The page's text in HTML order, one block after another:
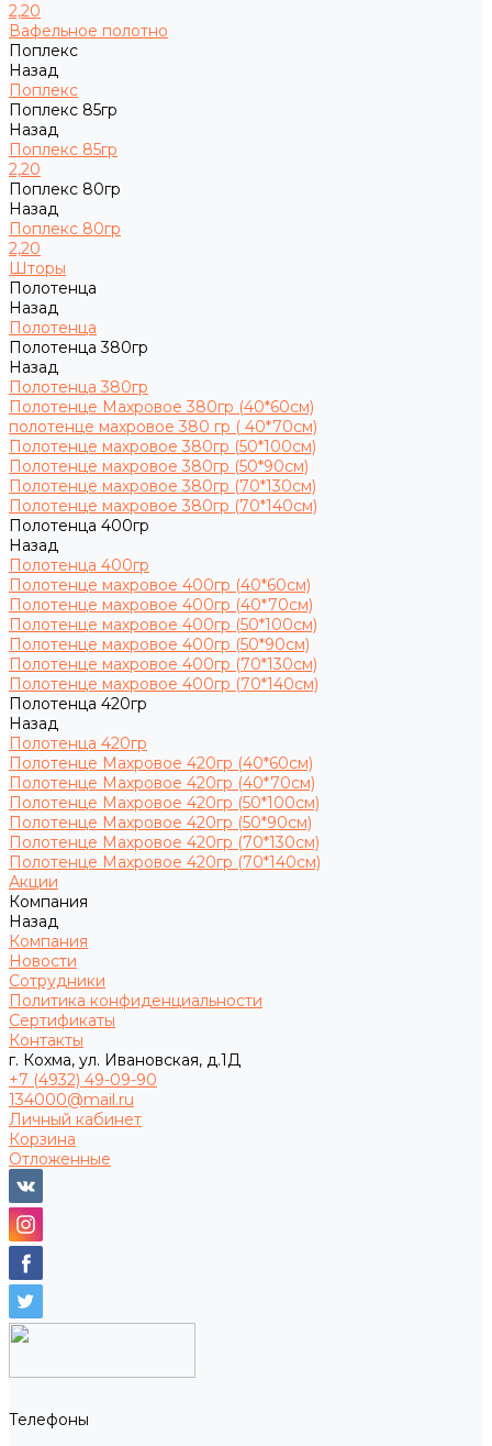
2,20
Вафельное полотно
Поплекс
Назад
Поплекс
Поплекс 85гр
Назад
Поплекс 85гр
2,20
Поплекс 80гр
Назад
Поплекс 80гр
2,20
Шторы
Полотенца
Назад
Полотенца
Полотенца 380гр
Назад
Полотенца 380гр
Полотенце Махровое 380гр (40*60см)
полотенце махровое 380 гр ( 40*70см)
Полотенце махровое 380гр (50*100см)
Полотенце махровое 380гр (50*90см)
Полотенце махровое 380гр (70*130см)
Полотенце махровое 380гр (70*140см)
Полотенца 400гр
Назад
Полотенца 400гр
Полотенце махровое 400гр (40*60см)
Полотенце махровое 400гр (40*70см)
Полотенце махровое 400гр (50*100см)
Полотенце махровое 400гр (50*90см)
Полотенце махровое 400гр (70*130см)
Полотенце махровое 400гр (70*140см)
Полотенца 420гр
Назад
Полотенца 420гр
Полотенце Махровое 420гр (40*60см)
Полотенце Махровое 420гр (40*70см)
Полотенце Махровое 420гр (50*100см)
Полотенце Махровое 420гр (50*90см)
Полотенце Махровое 420гр (70*130см)
Полотенце Махровое 420гр (70*140см)
Акции
Компания
Назад
Компания
Новости
Сотрудники
Политика конфиденциальности
Сертификаты
Контакты
г. Кохма, ул. Ивановская, д.1Д
+7 (4932) 49-09-90
134000@mail.ru
Личный кабинет
Корзина
Отложенные
Телефоны